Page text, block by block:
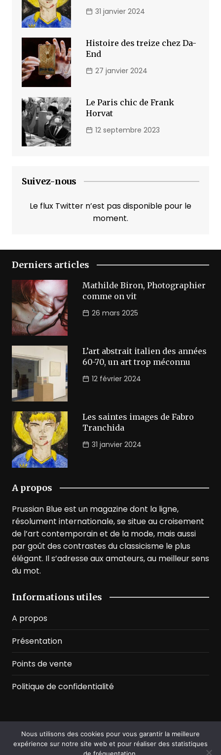
31 janvier 2024
Histoire des treize chez Da-
End
27 janvier 2024
Le Paris chic de Frank
Horvat
12 septembre 2023
Suivez-nous
Le flux Twitter n’est pas disponible pour le
moment.
Derniers articles
Mathilde Biron, Photographier
comme on vit
26 mars 2025
L’art abstrait italien des années
60-70, un art trop méconnu
12 février 2024
Les saintes images de Fabro
Tranchida
31 janvier 2024
A propos
Prussian Blue est un magazine dont la ligne,
résolument internationale, se situe au croisement
de l’art contemporain et de la mode, mais aussi
par goût des contrastes du classicisme le plus
élégant. Il s’adresse aux amateurs, au meilleur sens
du mot.
Informations utiles
A propos
Présentation
Points de vente
Politique de confidentialité
©2026 Prussian Blue. All Rights Reserved
Nous utilisons des cookies pour vous garantir la meilleure
expérience sur notre site web et pour réaliser des statistiques